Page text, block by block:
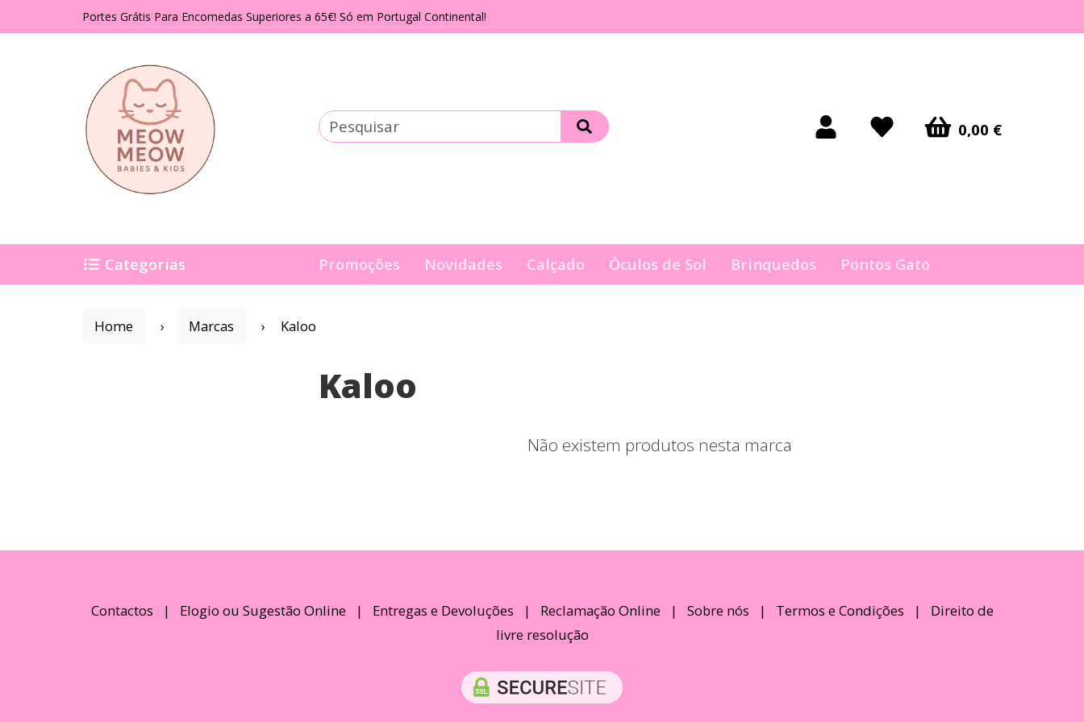
Portes Grátis Para Encomedas Superiores a 65€! Só em Portugal Continental!
0,00 €
Promoções Novidades Calçado Óculos de Sol Brinquedos Pontos Gato
Categorias
Home Marcas Kaloo
Kaloo
Não existem produtos nesta marca
Contactos | Elogio ou Sugestão Online| Entregas e Devoluções | Reclamação Online| Sobre nós | Termos e Condições | Direito de
livre resolução